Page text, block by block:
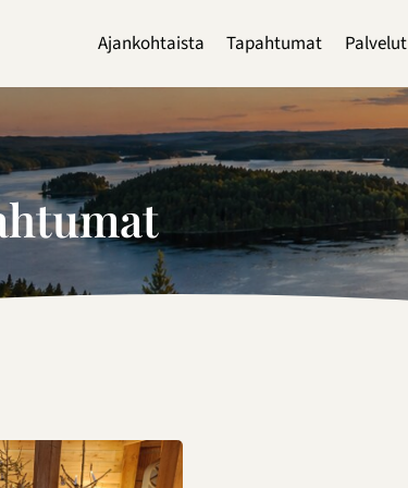
Ajankohtaista Tapahtumat Palvelut